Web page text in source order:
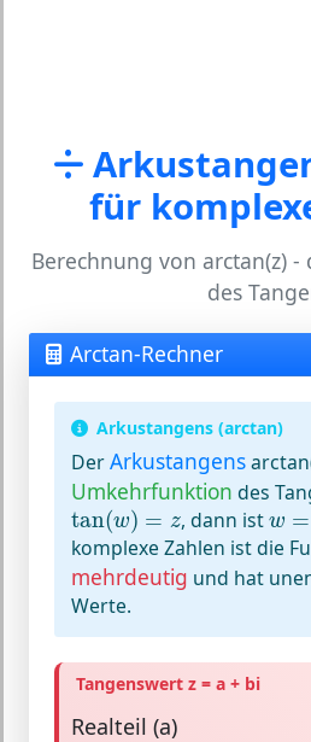
für
Berechnung von arctan(z)
des
Arctan-Rechner
Arkustangens (arctan)
DerArkustangens
Umkehrfunktion des
tan(w) = z
tan(w)= z , dann ist w =
w=
komplexe Zahlen ist die
mehrdeutig und hat
Werte.
Tangenswert z = a + bi
Realteil (a)